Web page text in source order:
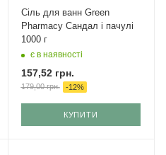
Сіль для ванн Green
Pharmacy Сандал і пачулі
1000 г
є в наявності
157,52грн.
179,00грн. -12%
КУПИТИ